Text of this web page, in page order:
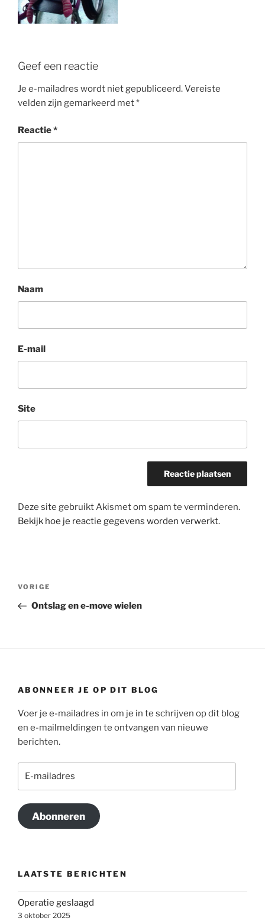
Geef een reactie
Je e-mailadres wordt niet gepubliceerd.Vereiste
velden zijn gemarkeerd met*
Reactie*
Naam
E-mail
Site
Deze site gebruikt Akismet om spam te verminderen.
Bekijk hoe je reactie gegevens worden verwerkt.
Bericht
Vorig
bericht
VORIGE
Ontslag en e-move wielen
ABONNEER JE OP DIT BLOG
Voer je e-mailadres in om je in te schrijven op dit blog
en e-mailmeldingen te ontvangen van nieuwe
berichten.
Abonneren
LAATSTE BERICHTEN
Operatie geslaagd
3 oktober 2025